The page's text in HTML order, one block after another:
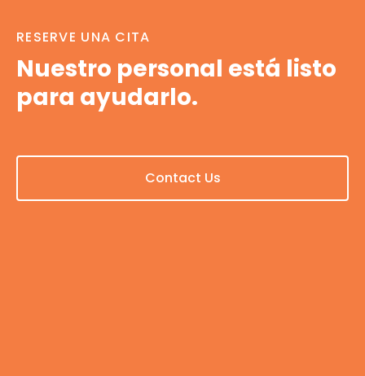
RESERVE UNA CITA
Nuestro personal está listo
para ayudarlo.
Contact Us